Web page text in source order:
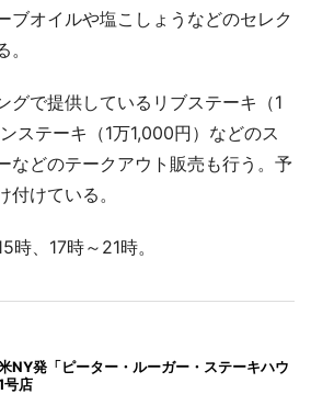
ブオイルや塩こしょうなどのセレク
で提供しているリブステーキ（1
ステーキ（1万1,000円）などのス
などのテークアウト販売も行う。予
けている。
、17時～21時。
NY発「ピーター・ルーガー・ステーキハウ
号店